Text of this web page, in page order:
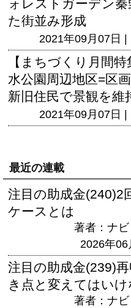
ォレストガーデン
た街並み形成
2021年09月07日 |
【まちづくり月間
水公園周辺地区=区
新旧住民で景観を維
2021年09月07日 |
最近の連載
注目の助成金(240)2
ケースとは
著者：ナ
2026年06
注目の助成金(239)
き点と変えてはいけ
著者：ナ